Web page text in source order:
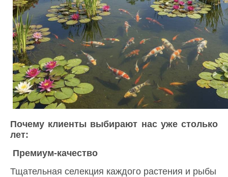
Почему клиенты выбирают нас уже столько
лет:
Премиум-качество
Тщательная селекция каждого растения и рыбы